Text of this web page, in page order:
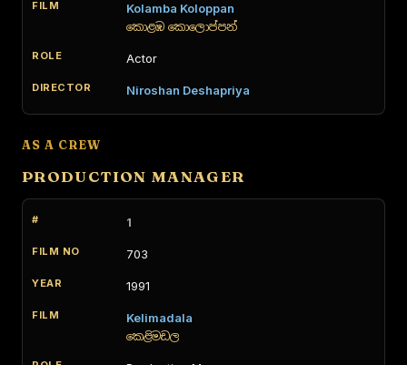
Kolamba Koloppan
කොළඹ කොලොප්පන්
Actor
Niroshan Deshapriya
AS A CREW
PRODUCTION MANAGER
1
703
1991
Kelimadala
කෙළිමඩල